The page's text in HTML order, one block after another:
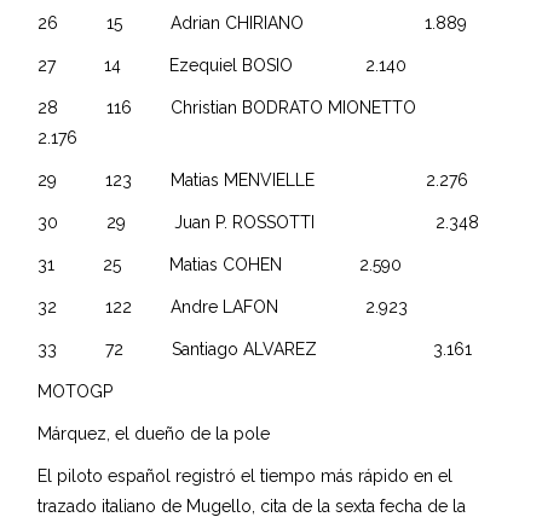
26 15 Adrian CHIRIANO 1.889
27 14 Ezequiel BOSIO 2.140
28 116 Christian BODRATO MIONETTO
2.176
29 123 Matias MENVIELLE 2.276
30 29 Juan P. ROSSOTTI 2.348
31 25 Matias COHEN 2.590
32 122 Andre LAFON 2.923
33 72 Santiago ALVAREZ 3.161
MOTOGP
Márquez, el dueño de la pole
El piloto español registró el tiempo más rápido en el
trazado italiano de Mugello, cita de la sexta fecha de la